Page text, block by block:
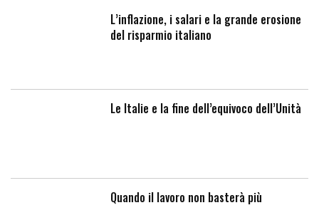
L’inflazione, i salari e la grande erosione
del risparmio italiano
Le Italie e la fine dell’equivoco dell’Unità
Quando il lavoro non basterà più